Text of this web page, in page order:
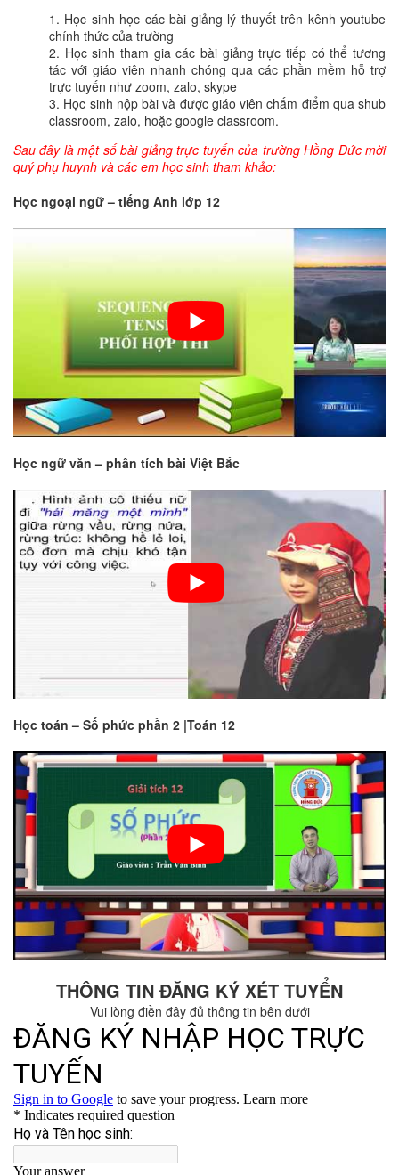
Học sinh học các bài giảng lý thuyết trên kênh youtube
chính thức của trường
Học sinh tham gia các bài giảng trực tiếp có thể tương
tác với giáo viên nhanh chóng qua các phần mềm hỗ trợ
trực tuyến như zoom, zalo, skype
Học sinh nộp bài và được giáo viên chấm điểm qua shub
classroom, zalo, hoặc google classroom.
Sau đây là một số bài giảng trực tuyến của trường Hồng Đức mời
quý phụ huynh và các em học sinh tham khảo:
Học ngoại ngữ – tiếng Anh lớp 12
Học ngữ văn – phân tích bài Việt Bắc
Học toán – Số phức phần 2 |Toán 12
THÔNG TIN ĐĂNG KÝ XÉT TUYỂN
Vui lòng điền đây đủ thông tin bên dưới